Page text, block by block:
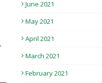
June 2021
May 2021
April 2021
March 2021
February 2021